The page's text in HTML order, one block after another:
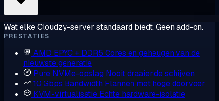
Wat elke Cloudzy-server standaard biedt. Geen add-on.
PRESTATIES
AMD EPYC + DDR5 Cores en geheugen van de
nieuwste generatie
Pure NVMe-opslag Nooit draaiende schijven
10 Gbps Bandwidth Plannen met hoge doorvoer
KVM-virtualisatie Echte hardware-isolatie